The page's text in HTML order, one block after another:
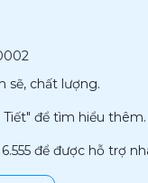
sẽ, chất lượng.
Tiết" để tìm hiểu thêm.
để được hỗ trợ